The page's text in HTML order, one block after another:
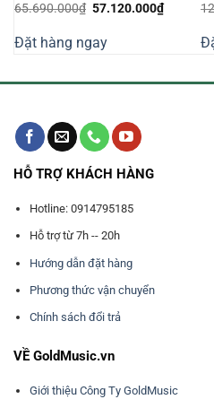
65.690.000₫ Giá
65.690.000₫.
57.120.000₫Giá
hiện
Đặt hàng ngay
HỖ TRỢ KHÁCH HÀNG
Hotline: 0914795185
Hỗ trợ từ 7h -- 20h
Hướng dẫn đặt hàng
Phương thức vận chuyển
Chính sách đổi trả
VỀ GoldMusic.vn
Giới thiệu Công Ty GoldMusic